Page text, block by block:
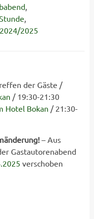
,
,
2025
der Gäste /
/ 19:30-21:30
Hotel Bokan / 21:30-
– Aus
Gastautorenabend
verschoben